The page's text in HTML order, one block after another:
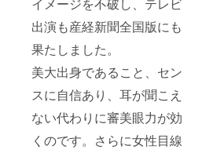
イメージを不破し、テレビ
出演も産経新聞全国版にも
果たしました。
美大出身であること、セン
スに自信あり、耳が聞こえ
ない代わりに審美眼力が効
くのです。さらに女性目線